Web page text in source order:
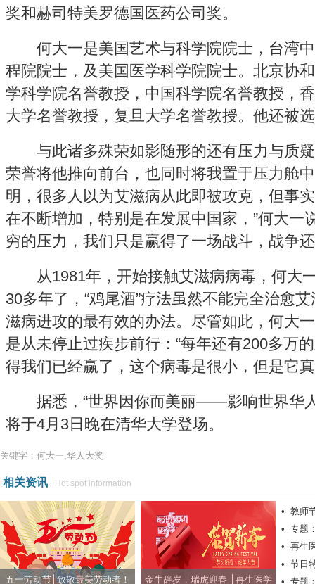
奖和赫司特美罗德国医药公司奖。
何大一是美国艺术与科学院院士，台湾中
程院院士，及美国医学科学院院士。北京协
学科学院名誉教授，中国科学院名誉教授，
大学名誉教授，复旦大学名誉教授。他还被
与此诸多殊荣如影随形的还有压力与质疑
荣誉将他推向前台，也同时将我置于压力舱
明，很多人以为艾滋病从此即被攻克，但事
在不断增加，特别是在发展中国家，”何大一
穷的压力，我们只是赢得了一场战斗，战争
从1981年，开始接触艾滋病病毒，何大
30多年了，“鸡尾酒”疗法虽然不能完全治愈
滋病进攻的最有效的办法。尽管如此，何大
是从未停止过疾步前行：“每年还有200多万
得我们已经赢了，这个病毒是很小，但是它
据悉，“世界因你而美丽——影响世界华人
将于4月3日晚在清华大学登场。
关键字：何大一,华人大奖
相关资讯 Hot spot information
五一劳动节│致敬最美劳动者！ 金牛辞岁，瑞虎迎春 │再生医学
• 教师
• 专题
• 再生
• 节日
• 专题